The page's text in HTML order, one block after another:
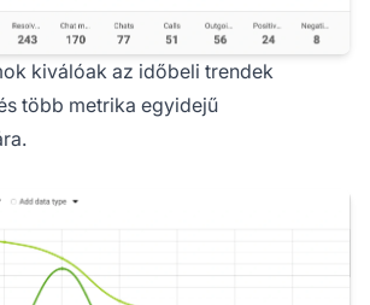
kiválóak az időbeli trendek
több metrika egyidejű